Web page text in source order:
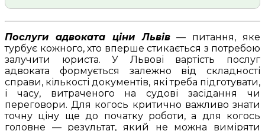
Послуги адвоката ціни Львів— питання, яке
турбує кожного, хто вперше стикається з потребою
залучити юриста. У Львові вартість послуг
адвоката формується залежно від складності
справи, кількості документів, які треба підготувати,
і часу, витраченого на судові засідання чи
переговори. Для когось критично важливо знати
точну ціну ще до початку роботи, а для когось
головне — результат, який не можна виміряти